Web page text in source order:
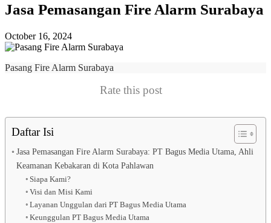
Jasa Pemasangan Fire Alarm Surabaya
October 16, 2024
Pasang Fire Alarm Surabaya
Rate this post
Daftar Isi
Jasa Pemasangan Fire Alarm Surabaya: PT Bagus Media Utama, Ahli
Keamanan Kebakaran di Kota Pahlawan
Siapa Kami?
Visi dan Misi Kami
Layanan Unggulan dari PT Bagus Media Utama
Keunggulan PT Bagus Media Utama